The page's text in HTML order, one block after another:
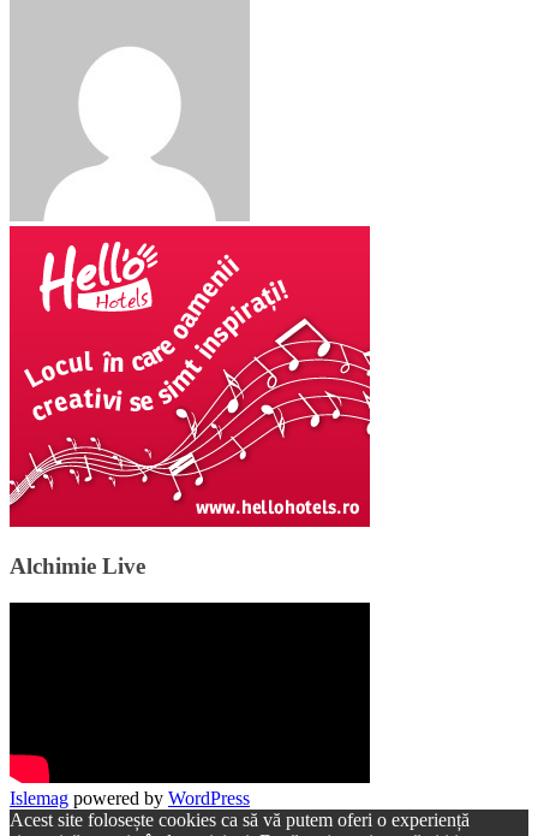
Alchimie Live
Islemag powered by WordPress
Acest site folosește cookies ca să vă putem oferi o experiență